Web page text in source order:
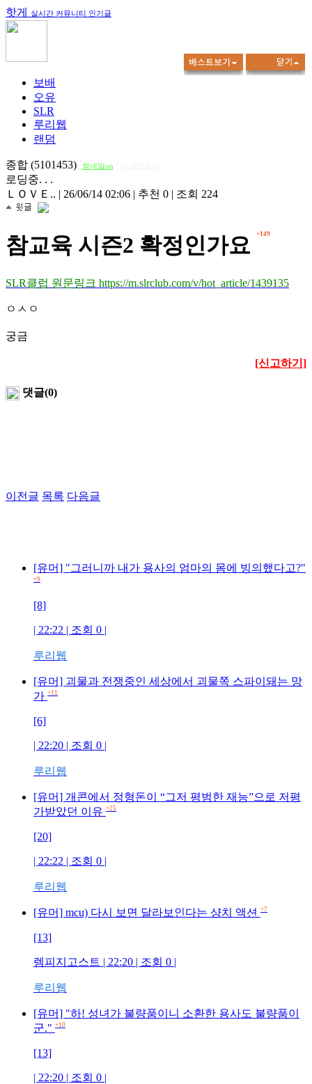
핫게 실시간 커뮤니티 인기글
보배
오유
SLR
루리웹
랜덤
종합 (5101453) 썸네일on
로딩중. . .
ＬＯＶＥ.. | 26/06/14 02:06 | 추천 0 | 조회 224
참교육 시즌2 확정인가요 +149
SLR클럽 원문링크 https://m.slrclub.com/v/hot_article/1439135
ㅇㅅㅇ
궁금
[신고하기]
댓글(0)
이전글 목록 다음글
[유머] "그러니까 내가 용사의 엄마의 몸에 빙의했다고?"
+9
[8]
| 22:22 | 조회 0 |
루리웹
[유머] 괴물과 전쟁중인 세상에서 괴물쪽 스파이돼는 망
가 +11
[6]
| 22:20 | 조회 0 |
루리웹
[유머] 개콘에서 정형돈이 “그저 평범한 재능”으로 저평
가받았던 이유 +25
[20]
| 22:22 | 조회 0 |
루리웹
[유머] mcu) 다시 보면 달라보인다는 샹치 액션 +7
[13]
렘피지고스트 | 22:20 | 조회 0 |
루리웹
[유머] "하! 성녀가 불량품이니 소환한 용사도 불량품이
군." +10
[13]
| 22:20 | 조회 0 |